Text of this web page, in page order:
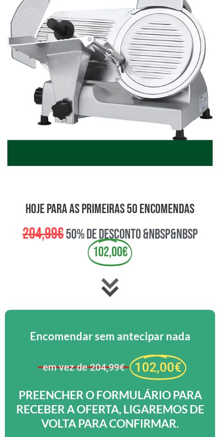
hoje para as primeiras 50 encomendas
204,99€50% de desconto &nbsp&nbsp
102,00€
Encomendar sem antecipar nada
em vez de 204,99€ 102,00€
PREENCHER O FORMULÁRIO PARA
RECEBER A OFERTA, LIGAREMOS DE
VOLTA PARA CONFIRMAR.